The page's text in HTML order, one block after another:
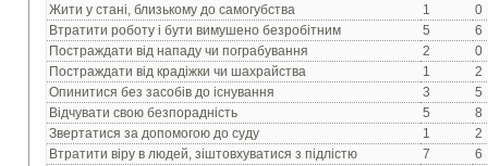
Жити у станi, близькому до самогубства
1
0
Втратити роботу i бути вимушено безробітним
5
6
Постраждати вiд нападу чи пограбування
2
0
Постраждати вiд крадiжки чи шахрайства
1
2
Опинитися без засобiв до iснування
3
5
Вiдчувати свою безпораднiсть
5
8
Звертатися за допомогою до суду
1
2
Втратити вiру в людей, зiштовхуватися з пiдлiстю
7
6